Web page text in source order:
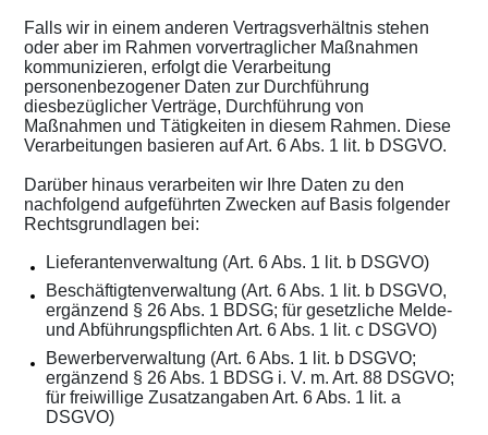
Falls wir in einem anderen Vertragsverhältnis stehen
oder aber im Rahmen vorvertraglicher Maßnahmen
kommunizieren, erfolgt die Verarbeitung
personenbezogener Daten zur Durchführung
diesbezüglicher Verträge, Durchführung von
Maßnahmen und Tätigkeiten in diesem Rahmen. Diese
Verarbeitungen basieren auf Art. 6 Abs. 1 lit. b DSGVO.
Darüber hinaus verarbeiten wir Ihre Daten zu den
nachfolgend aufgeführten Zwecken auf Basis folgender
Rechtsgrundlagen bei:
Lieferantenverwaltung (Art. 6 Abs. 1 lit. b DSGVO)
Beschäftigtenverwaltung (Art. 6 Abs. 1 lit. b DSGVO,
ergänzend § 26 Abs. 1 BDSG; für gesetzliche Melde-
und Abführungspflichten Art. 6 Abs. 1 lit. c DSGVO)
Bewerberverwaltung (Art. 6 Abs. 1 lit. b DSGVO;
ergänzend § 26 Abs. 1 BDSG i. V. m. Art. 88 DSGVO;
für freiwillige Zusatzangaben Art. 6 Abs. 1 lit. a
DSGVO)